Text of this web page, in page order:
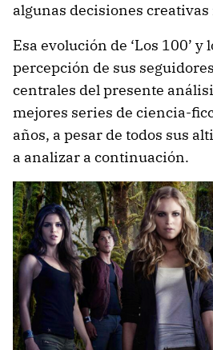
algunas decisiones
Esa evolución de ‘Los 100’ y
percepción de sus
centrales del presente
mejores series de ciencia-
años, a pesar de todos sus
a analizar a continuación.